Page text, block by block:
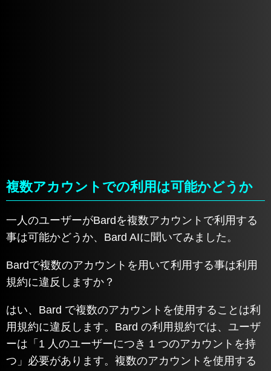
複数アカウントでの利用は可能かどうか
一人のユーザーがBardを複数アカウントで利用する
事は可能かどうか、Bard AIに聞いてみました。
Bardで複数のアカウントを用いて利用する事は利用
規約に違反しますか？
はい、Bard で複数のアカウントを使用することは利
用規約に違反します。Bard の利用規約では、ユーザ
ーは「1 人のユーザーにつき 1 つのアカウントを持
つ」必要があります。複数のアカウントを使用する